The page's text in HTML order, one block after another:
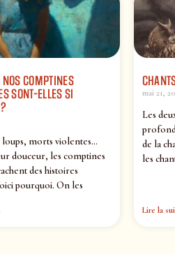
COMPTINES
SONT-ELLES SI
morts violentes…
douceur, les comptines
des histoires
pourquoi. On les
mai 21,
Les
de la
les
Lire la